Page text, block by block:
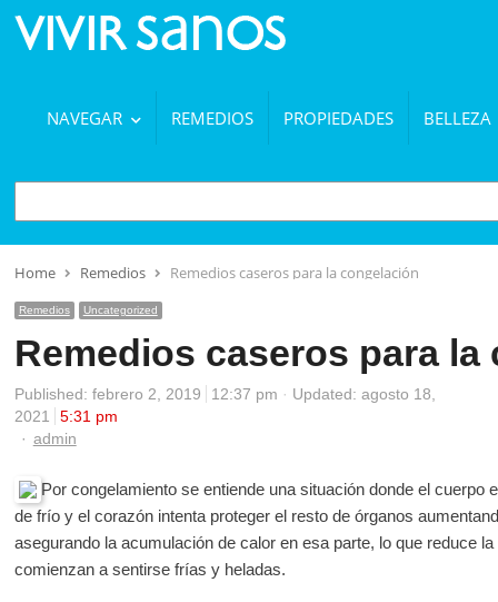
NAVEGAR REMEDIOS PROPIEDADES BELLEZA
BUSCAR
Home Remedios Remedios caseros para la congelación
Remedios Uncategorized
Remedios caseros para la
Published: febrero 2, 2019 12:37 pm
Updated: agosto 18,
2021
5:31 pm
Author
admin
Por congelamiento se entiende una situación donde el cuerpo
de frío y el corazón intenta proteger el resto de órganos
asegurando la acumulación de calor en esa parte, lo que reduce
comienzan a sentirse frías y heladas.